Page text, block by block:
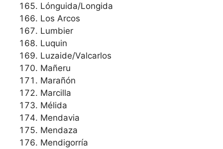
Lónguida/Longida
Los Arcos
Lumbier
Luquin
Luzaide/Valcarlos
Mañeru
Marañón
Marcilla
Mélida
Mendavia
Mendaza
Mendigorría